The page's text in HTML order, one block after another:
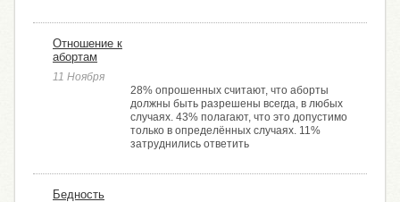
Отношение к
абортам
11 Ноября
28% опрошенных считают, что аборты
должны быть разрешены всегда, в любых
случаях. 43% полагают, что это допустимо
только в определённых случаях. 11%
затруднились ответить
Бедность